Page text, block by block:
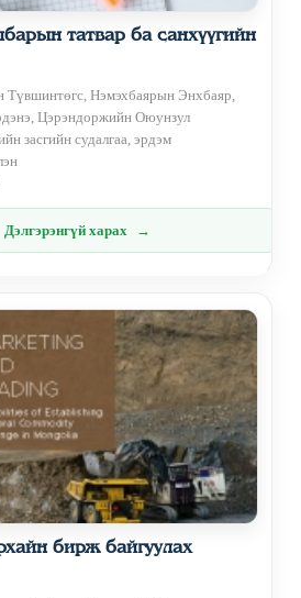
татвар ба санхүүгийн
Түвшинтөгс, Нэмэхбаярын Энхбаяр,
Цэрэндоржийн Оюунзул
засгийн судалгаа, эрдэм
Дэлгэрэнгүй харах
бирж байгуулах